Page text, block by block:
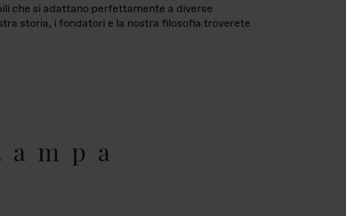
che si adattano perfettamente a diverse
storia, i fondatori e la nostra filosofia troverete